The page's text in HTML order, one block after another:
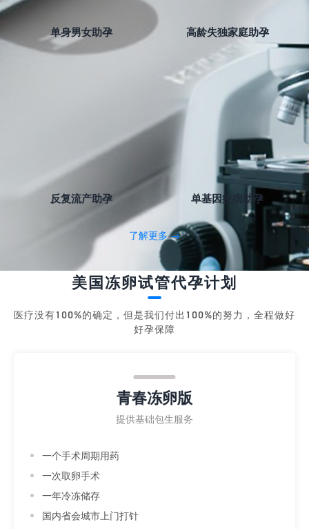
单身男女助孕 高龄失独家庭助孕
反复流产助孕 单基因疾病助孕
了解更多 →
美国冻卵试管代孕计划
医疗没有100%的确定，但是我们付出100%的努力，全程做好
好孕保障
青春冻卵版
提供基础包生服务
一个手术周期用药
一次取卵手术
一年冷冻储存
国内省会城市上门打针